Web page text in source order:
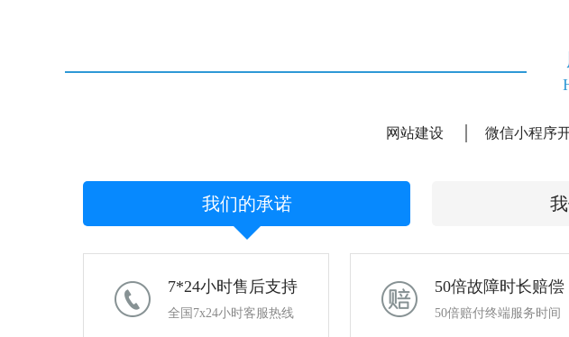
网站建设 微信小程序
我们的承诺
7*24小时售后支持
全国7x24小时客服热线
50倍故障时长赔偿
50倍赔付终端服务时间